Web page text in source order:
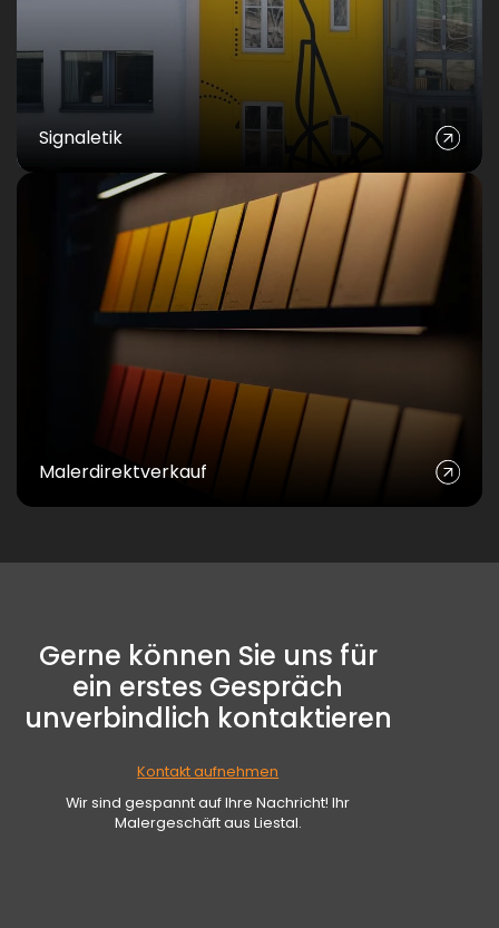
Signaletik
Malerdirektverkauf
Gerne können Sie uns für
ein erstes Gespräch
unverbindlich kontaktieren
Kontakt aufnehmen
Wir sind gespannt auf Ihre Nachricht! Ihr
Malergeschäft aus Liestal.